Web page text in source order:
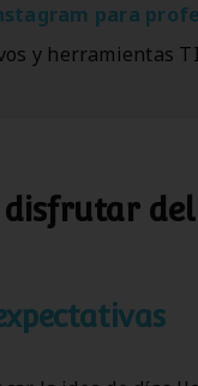
para
y herramientas
disfrutar